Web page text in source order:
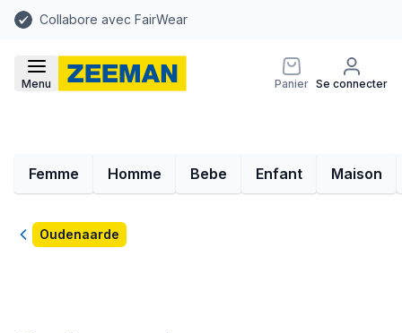
Collabore avec FairWear
Menu Panier Se connecter
Femme Homme Bebe Enfant Maison
RetourOudenaarde